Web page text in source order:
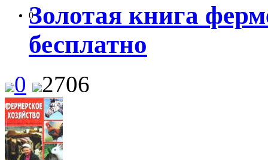
0
Золотая книга
бесплатно
0 2706